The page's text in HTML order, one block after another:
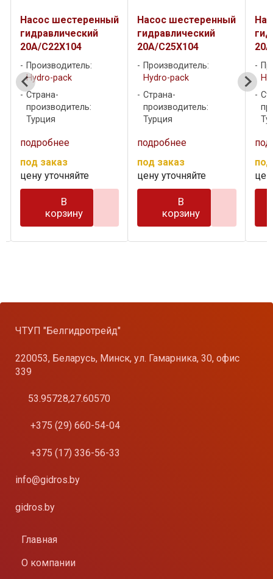
Насос шестеренный
гидравлический
20A/C22X104
Производитель:
Hydro-pack
Страна-
производитель:
Турция
подробнее
под заказ
цену уточняйте
В
корзину
Насос шестеренный
гидравлический
20A/C25X104
Производитель:
Hydro-pack
Страна-
производитель:
Турция
подробнее
под заказ
цену уточняйте
В
корзину
ЧТУП "Белгидротрейд"
220053, Беларусь, Минск, ул. Гамарника, 30, офис
339
53.95728,27.60570
+375 (29) 660-54-04
+375 (17) 336-56-33
info@gidros.by
gidros.by
Главная
О компании